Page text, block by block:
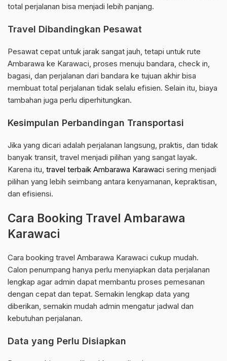
total perjalanan bisa menjadi lebih panjang.
Travel Dibandingkan Pesawat
Pesawat cepat untuk jarak sangat jauh, tetapi untuk rute
Ambarawa ke Karawaci, proses menuju bandara, check in,
bagasi, dan perjalanan dari bandara ke tujuan akhir bisa
membuat total perjalanan tidak selalu efisien. Selain itu, biaya
tambahan juga perlu diperhitungkan.
Kesimpulan Perbandingan Transportasi
Jika yang dicari adalah perjalanan langsung, praktis, dan tidak
banyak transit, travel menjadi pilihan yang sangat layak.
Karena itu, travel terbaik Ambarawa Karawaci sering menjadi
pilihan yang lebih seimbang antara kenyamanan, kepraktisan,
dan efisiensi.
Cara Booking Travel Ambarawa
Karawaci
Cara booking travel Ambarawa Karawaci cukup mudah.
Calon penumpang hanya perlu menyiapkan data perjalanan
lengkap agar admin dapat membantu proses pemesanan
dengan cepat dan tepat. Semakin lengkap data yang
diberikan, semakin mudah admin mengatur jadwal dan
kebutuhan perjalanan.
Data yang Perlu Disiapkan